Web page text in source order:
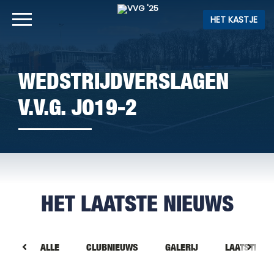
HET KASTJE
WEDSTRIJDVERSLAGEN
V.V.G. JO19-2
HET LAATSTE NIEUWS
ALLE CLUBNIEUWS GALERIJ LAATSTE